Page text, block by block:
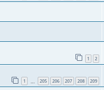
1 2
1 205 206 207 208 209